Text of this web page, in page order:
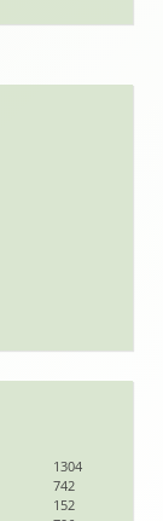
1304
742
152